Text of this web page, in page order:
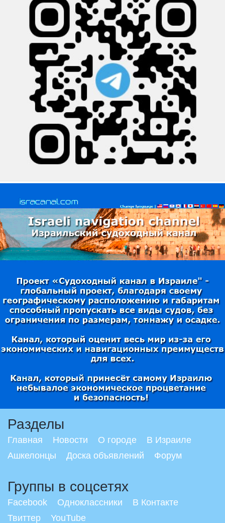
Разделы
Главная Новости О городе
В Израиле
Ашкелонцы
Доска объявлений Форум
Группы в соцсетях
Facebook Одноклассники
В Контакте
Твиттер
YouTube